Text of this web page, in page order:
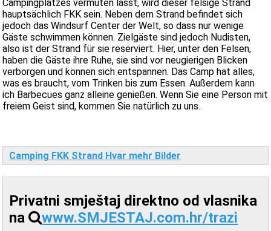
Campingplatzes vermuten lässt, wird dieser felsige Strand
hauptsächlich FKK sein. Neben dem Strand befindet sich
jedoch das Windsurf Center der Welt, so dass nur wenige
Gäste schwimmen können. Zielgäste sind jedoch Nudisten,
also ist der Strand für sie reserviert. Hier, unter den Felsen,
haben die Gäste ihre Ruhe, sie sind vor neugierigen Blicken
verborgen und können sich entspannen. Das Camp hat alles,
was es braucht, vom Trinken bis zum Essen. Außerdem kann
ich Barbecues ganz alleine genießen. Wenn Sie eine Person mit
freiem Geist sind, kommen Sie natürlich zu uns.
Camping FKK Strand Hvar mehr Bilder
Privatni smještaj direktno od vlasnika
na
www.SMJESTAJ.com.hr/trazi